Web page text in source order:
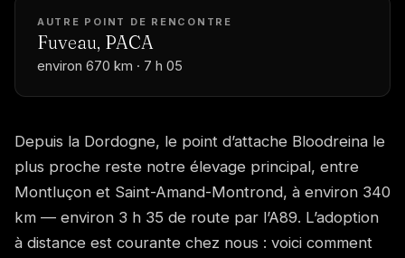
AUTRE POINT DE RENCONTRE
Fuveau, PACA
environ 670 km · 7 h 05
Depuis la Dordogne, le point d’attache Bloodreina le
plus proche reste notre élevage principal, entre
Montluçon et Saint-Amand-Montrond, à environ 340
km — environ 3 h 35 de route par l’A89. L’adoption
à distance est courante chez nous : voici comment